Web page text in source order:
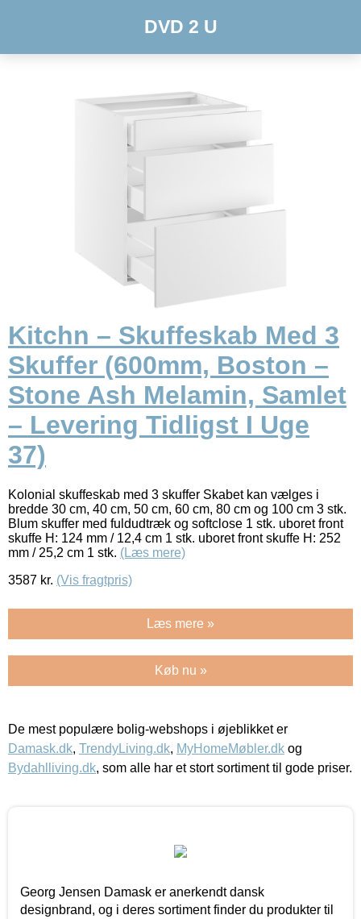
DVD 2 U
Kitchn – Skuffeskab Med 3
Skuffer (600mm, Boston –
Stone Ash Melamin, Samlet
– Levering Tidligst I Uge
37)
Kolonial skuffeskab med 3 skuffer Skabet kan vælges i
bredde 30 cm, 40 cm, 50 cm, 60 cm, 80 cm og 100 cm 3 stk.
Blum skuffer med fuldudtræk og softclose 1 stk. uboret front
skuffe H: 124 mm / 12,4 cm 1 stk. uboret front skuffe H: 252
mm / 25,2 cm 1 stk. (Læs mere)
3587 kr. (Vis fragtpris)
Læs mere »
Køb nu »
De mest populære bolig-webshops i øjeblikket er
Damask.dk, TrendyLiving.dk, MyHomeMøbler.dk og
Bydahlliving.dk, som alle har et stort sortiment til gode priser.
Georg Jensen Damask er anerkendt dansk
designbrand, og i deres sortiment finder du produkter til